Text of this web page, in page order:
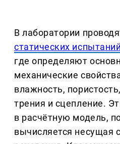
В лаборатории
статических
где определяют
механические
влажность,
трения и сцепление.
в расчётную модель,
вычисляется несущая